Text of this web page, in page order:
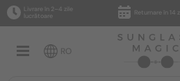
Livrare în 2–4 zile
lucrătoare
Returnare în 14 zile
RO